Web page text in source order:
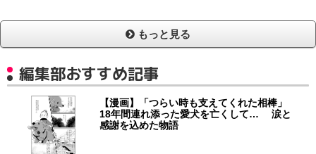
もっと見る
編集部おすすめ記事
【漫画】「つらい時も支えてくれた相棒」
18年間連れ添った愛犬を亡くして… 涙と
感謝を込めた物語